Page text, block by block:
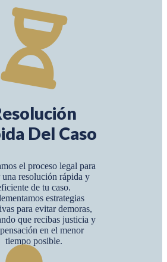
Del Caso
el proceso legal para
una resolución rápida y
de tu caso.
estrategias
para evitar demoras,
que recibas justicia y
en el menor
tiempo posible.